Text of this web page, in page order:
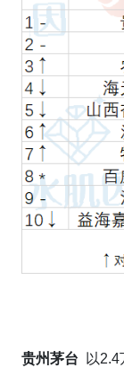
贵州茅台 以2.4